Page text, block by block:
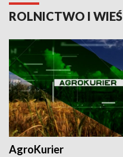
ROLNICTWO I WIEŚ
AgroKurier